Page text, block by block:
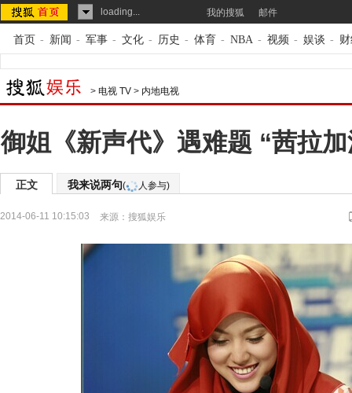
loading... 我的搜狐 邮件
首页 - 新闻 - 军事 - 文化 - 历史 - 体育 - NBA - 视频 - 娱谈 -
> 电视 TV > 内地电视
御姐《新声代》遇难题 “茜拉
正文 我来说两句( 人参与)
2014-06-11 10:15:03 来源： 搜狐娱乐